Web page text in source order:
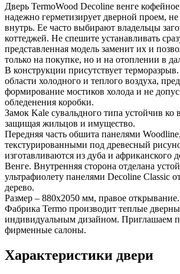
Дверь TermoWood Decoline венге
надежно герметизирует дверной проем,
внутрь. Ее часто выбирают владельцы
коттеджей. Не спешите устанавливать
представленная модель заменит их и
только на покупке, но и на отоплении в
В конструкции присутствует
области холодного и теплого воздуха,
формирование мостиков холода и не
обледенения коробки.
Замок Kale сувальдного типа устойчив ко
защищая жильцов и имущество.
Передняя часть обшита панелями Woodline,
текстурированными под древесный
изготавливаются из дуба и африканского
Венге. Внутренняя сторона отделана
ультрафиолету панелями Decoline Classic
дерево.
Размер – 880х2050 мм, правое открывание.
Фабрика Termo производит теплые
индивидуальным дизайном. Приглашаем
фирменные салоны.
Характеристики двери